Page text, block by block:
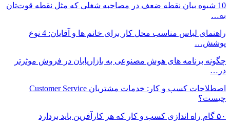
10 شیوه بیان نقطه ضعف در مصاحبه شغلی که مثل نقطه قوت‌تان
به…
راهنمای لباس مناسب محل کار برای خانم ها و آقایان: 4 نوع
پوشش…
چگونه برنامه های هوش مصنوعی به بازاریابان در فروش موثرتر
در…
اصطلاحات کسب و کار: خدمات مشتریان Customer Service
چیست؟
۵۰ گام راه اندازی کسب و کار که هر کارآفرین باید بردارد